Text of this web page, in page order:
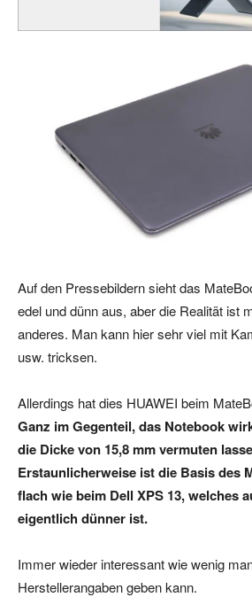
Auf den Pressebildern sieht das
edel und dünn aus, aber die Realität ist
anderes. Man kann hier sehr viel mit
usw. tricksen.
Allerdings hat dies HUAWEI beim
Ganz im Gegenteil, das Notebook
die Dicke von 15,8 mm vermuten
Erstaunlicherweise ist die Basis des
flach wie beim Dell XPS 13, welches
eigentlich dünner ist.
Immer wieder interessant wie wenig
Herstellerangaben geben kann.